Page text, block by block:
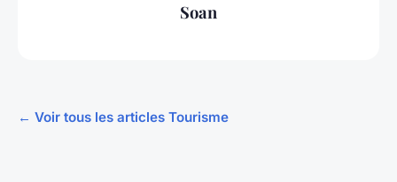
Soan
← Voir tous les articles Tourisme